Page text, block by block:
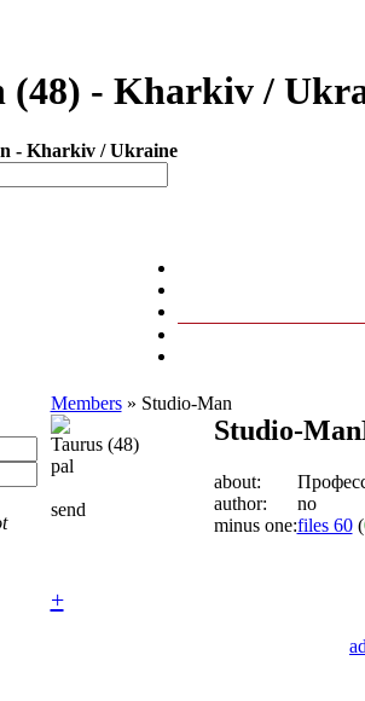
(48) - Kharkiv /
- Kharkiv / Ukraine
Members» Studio-Man
Taurus (48)
pal
send
Studio-Man
about:
author:
no
minus one:files 60 (
+